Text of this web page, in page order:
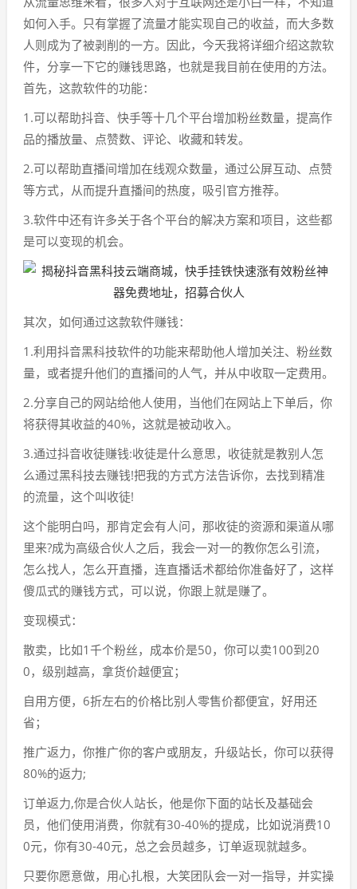
如何入手。只有掌握了流量才能实现自己的收益，而大多数
人则成为了被剥削的一方。因此，今天我将详细介绍这款软
件，分享一下它的赚钱思路，也就是我目前在使用的方法。
首先，这款软件的功能：
1.可以帮助抖音、快手等十几个平台增加粉丝数量，提高作
品的播放量、点赞数、评论、收藏和转发。
2.可以帮助直播间增加在线观众数量，通过公屏互动、点赞
等方式，从而提升直播间的热度，吸引官方推荐。
3.软件中还有许多关于各个平台的解决方案和项目，这些都
是可以变现的机会。
其次，如何通过这款软件赚钱：
1.利用抖音黑科技软件的功能来帮助他人增加关注、粉丝数
量，或者提升他们的直播间的人气，并从中收取一定费用。
2.分享自己的网站给他人使用，当他们在网站上下单后，你
将获得其收益的40%，这就是被动收入。
3.通过抖音收徒赚钱:收徒是什么意思，收徒就是教别人怎
么通过黑科技去赚钱!把我的方式方法告诉你，去找到精准
的流量，这个叫收徒!
这个能明白吗，那肯定会有人问，那收徒的资源和渠道从哪
里来?成为高级合伙人之后，我会一对一的教你怎么引流，
怎么找人，怎么开直播，连直播话术都给你准备好了，这样
傻瓜式的赚钱方式，可以说，你跟上就是赚了。
变现模式：
散卖，比如1千个粉丝，成本价是50，你可以卖100到20
0，级别越高，拿货价越便宜；
自用方便，6折左右的价格比别人零售价都便宜，好用还
省；
推广返力，你推广你的客户或朋友，升级站长，你可以获得
80%的返力;
订单返力,你是合伙人站长，他是你下面的站长及基础会
员，他们使用消费，你就有30-40%的提成，比如说消费10
0元，你有30-40元，总之会员越多，订单返现就越多。
只要你愿意做，用心扎根，大笑团队会一对一指导，并实操